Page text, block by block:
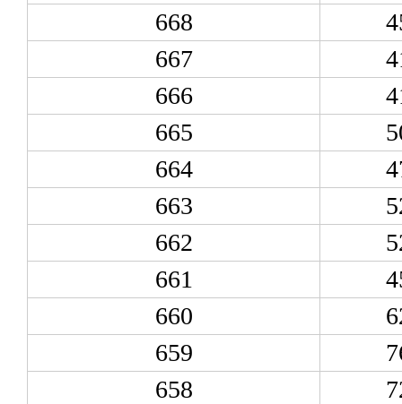
668
667
666
665
664
663
662
661
660
659
658